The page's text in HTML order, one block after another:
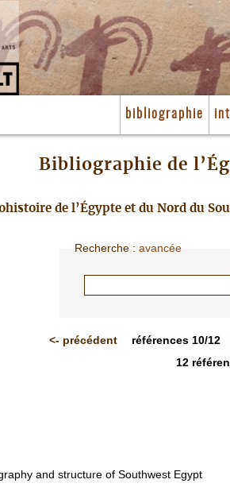
bibliographie
Bibliographie de
de l’Égypte et du Nord du
Recherche :avancée
<- précédent références 10/12
12
and structure of Southwest Egypt